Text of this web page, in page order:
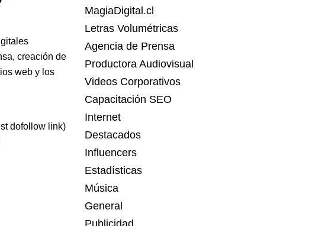
creación de
web y los
dofollow link)
MagiaDigital.cl
Letras Volumétricas
Agencia de Prensa
Productora Audiovisual
Videos Corporativos
Capacitación SEO
Internet
Destacados
Influencers
Estadísticas
Música
General